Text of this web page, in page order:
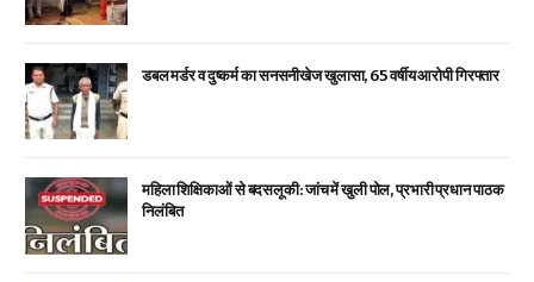
डबल मर्डर व दुष्कर्म का सनसनीखेज खुलासा, 65 वर्षीय आरोपी गिरफ्तार
महिला शिक्षिकाओं से बदसलूकी: जांच में खुली पोल, प्रभारी प्रधान पाठक
निलंबित